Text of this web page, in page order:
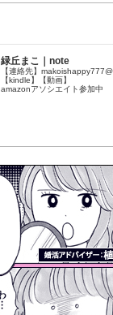
緑丘まこ｜note
【連絡先】
【kindle】【動画】
amazonアソシエイト参加中